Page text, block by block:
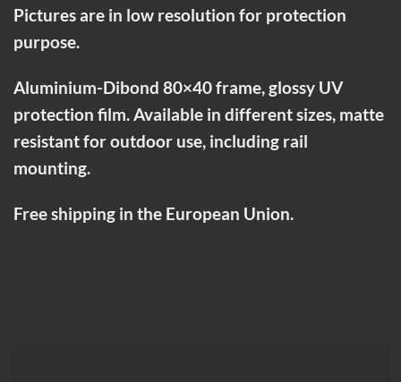
Pictures are in low resolution for protection
purpose.
Aluminium-Dibond 80×40 frame, glossy UV
protection film. Available in different sizes, matte
resistant for outdoor use, including rail
mounting.
Free shipping in the European Union.